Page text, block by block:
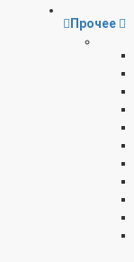
Прочее